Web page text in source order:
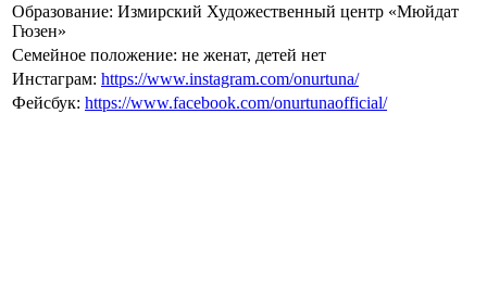
Образование: Измирский Художественный центр «Мюйдат
Гюзен»
Семейное положение: не женат, детей нет
Инстаграм: https://www.instagram.com/onurtuna/
Фейсбук: https://www.facebook.com/onurtunaofficial/